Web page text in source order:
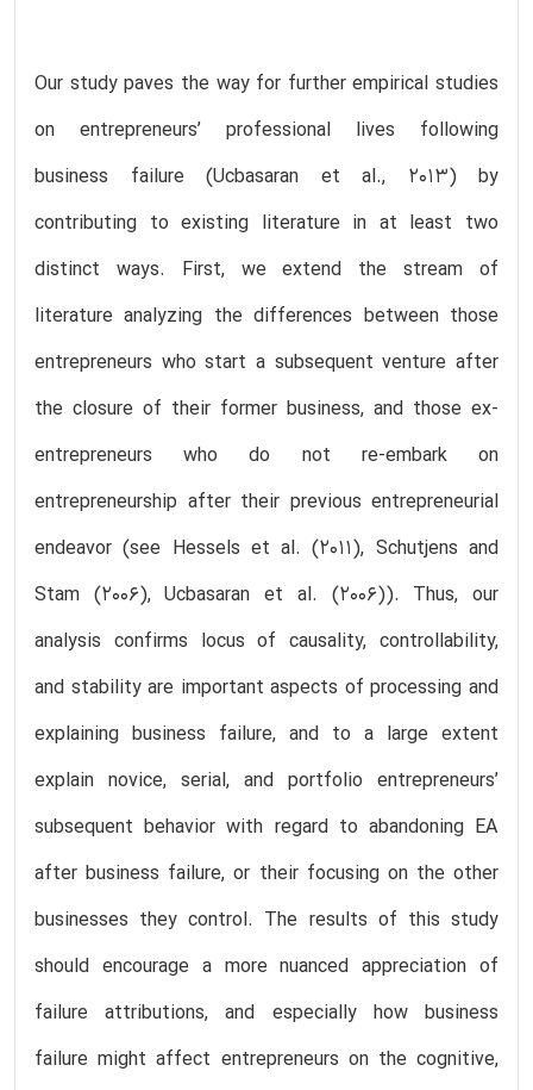
Our study paves the way for further empirical studies
on entrepreneurs’ professional lives following
business failure (Ucbasaran et al., 2013) by
contributing to existing literature in at least two
distinct ways. First, we extend the stream of
literature analyzing the differences between those
entrepreneurs who start a subsequent venture after
the closure of their former business, and those ex-
entrepreneurs who do not re-embark on
entrepreneurship after their previous entrepreneurial
endeavor (see Hessels et al. (2011), Schutjens and
Stam (2006), Ucbasaran et al. (2006)). Thus, our
analysis confirms locus of causality, controllability,
and stability are important aspects of processing and
explaining business failure, and to a large extent
explain novice, serial, and portfolio entrepreneurs’
subsequent behavior with regard to abandoning EA
after business failure, or their focusing on the other
businesses they control. The results of this study
should encourage a more nuanced appreciation of
failure attributions, and especially how business
failure might affect entrepreneurs on the cognitive,